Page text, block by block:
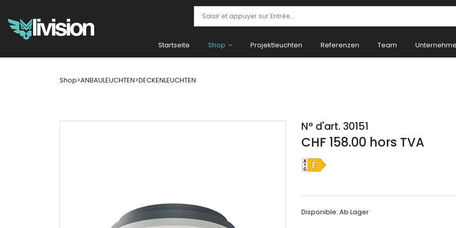
Startseite Shop Projektleuchten Referenzen Team
Shop>ANBAULEUCHTEN>DECKENLEUCHTEN
N° d'art. 30151
CHF 158.00 hors TVA
Disponible: Ab Lager